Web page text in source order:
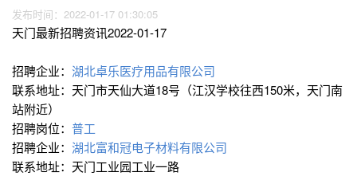
发布时间：2022-01-17 01:30:05
天门最新招聘资讯2022-01-17
招聘企业： 湖北卓乐医疗用品有限公司
联系地址：天门市天仙大道18号（江汉学校往西150米，天门南
站附近）
招聘岗位： 普工
招聘企业： 湖北富和冠电子材料有限公司
联系地址：天门工业园工业一路